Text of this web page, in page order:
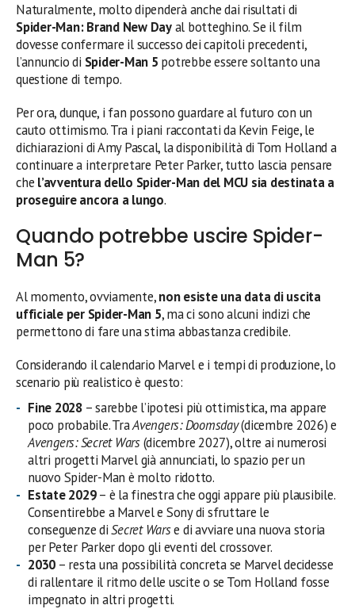
Naturalmente, molto dipenderà anche dai risultati di
Spider-Man: Brand New Dayal botteghino. Se il film
dovesse confermare il successo dei capitoli precedenti,
l’annuncio di Spider-Man 5 potrebbe essere soltanto una
questione di tempo.
Per ora, dunque, i fan possono guardare al futuro con un
cauto ottimismo. Tra i piani raccontati da Kevin Feige, le
dichiarazioni di Amy Pascal, la disponibilità di Tom Holland a
continuare a interpretare Peter Parker, tutto lascia pensare
che l’avventura dello Spider-Man del MCU sia destinata a
proseguire ancora a lungo.
Quando potrebbe uscire Spider-
Man 5?
Al momento, ovviamente,non esiste una data di uscita
ufficiale per Spider-Man 5, ma ci sono alcuni indizi che
permettono di fare una stima abbastanza credibile.
Considerando il calendario Marvel e i tempi di produzione, lo
scenario più realistico è questo:
Fine 2028– sarebbe l’ipotesi più ottimistica, ma appare
poco probabile. TraAvengers: Doomsday(dicembre 2026) e
Avengers: Secret Wars(dicembre 2027), oltre ai numerosi
altri progetti Marvel già annunciati, lo spazio per un
nuovo Spider-Man è molto ridotto.
Estate 2029– è la finestra che oggi appare più plausibile.
Consentirebbe a Marvel e Sony di sfruttare le
conseguenze diSecret Warse di avviare una nuova storia
per Peter Parker dopo gli eventi del crossover.
2030 – resta una possibilità concreta se Marvel decidesse
di rallentare il ritmo delle uscite o se Tom Holland fosse
impegnato in altri progetti.